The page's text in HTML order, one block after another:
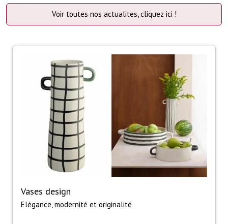
Voir toutes nos actualites, cliquez ici !
Vases design
Elégance, modernité et originalité